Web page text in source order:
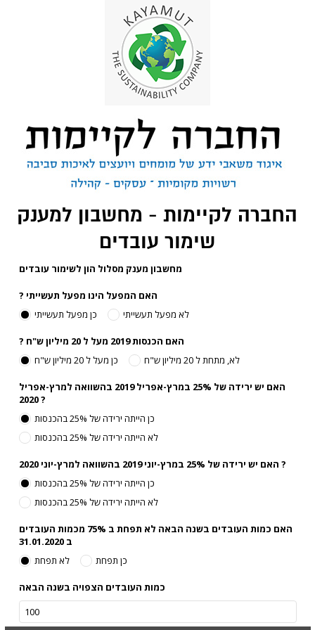
החברה לקיימות - מחשבון למענק
שימור עובדים